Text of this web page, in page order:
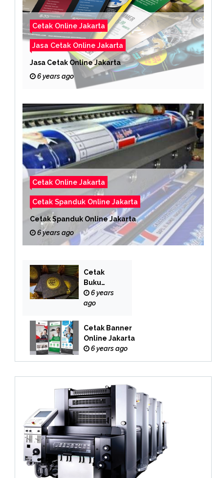
Cetak Online Jakarta
Jasa Cetak Online Jakarta
Jasa Cetak Online Jakarta
6 years ago
Cetak Online Jakarta
Cetak Spanduk Online Jakarta
Cetak Spanduk Online Jakarta
6 years ago
Cetak
Buku
Yasin
Online
6 years
ago
Cetak Banner
Online Jakarta
6 years ago